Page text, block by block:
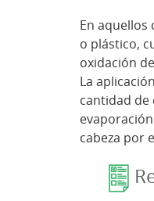
En aquellos
o plástico,
oxidación
La
cantidad de
cabeza por